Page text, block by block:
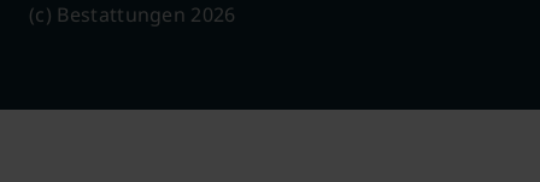
(c) Bestattungen 2026